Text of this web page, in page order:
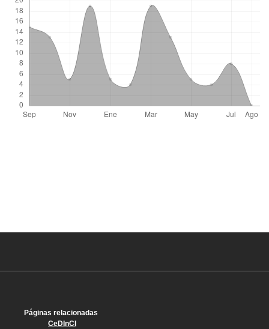
Páginas relacionadas
CeDInCI